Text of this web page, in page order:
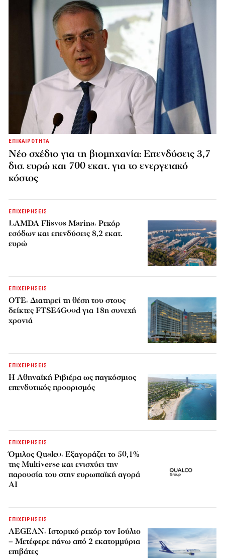
ΕΠΙΚΑΙΡΟΤΗΤΑ
Νέο σχέδιο για τη βιομηχανία: Επενδύσεις 3,7
δισ. ευρώ και 700 εκατ. για το ενεργειακό
κόστος
ΕΠΙΧΕΙΡΗΣΕΙΣ
LAMDA Flisvos Marina: Ρεκόρ
εσόδων και επενδύσεις 8,2 εκατ.
ευρώ
ΕΠΙΧΕΙΡΗΣΕΙΣ
ΟΤΕ: Διατηρεί τη θέση του στους
δείκτες FTSE4Good για 18η συνεχή
χρονιά
ΕΠΙΧΕΙΡΗΣΕΙΣ
Η Αθηναϊκή Ριβιέρα ως παγκόσμιος
επενδυτικός προορισμός
ΕΠΙΧΕΙΡΗΣΕΙΣ
Όμιλος Qualco: Εξαγοράζει το 50,1%
της Multiverse και ενισχύει την
παρουσία του στην ευρωπαϊκή αγορά
AI
ΕΠΙΧΕΙΡΗΣΕΙΣ
AEGEAN: Ιστορικό ρεκόρ τον Ιούλιο
– Μετέφερε πάνω από 2 εκατομμύρια
επιβάτες